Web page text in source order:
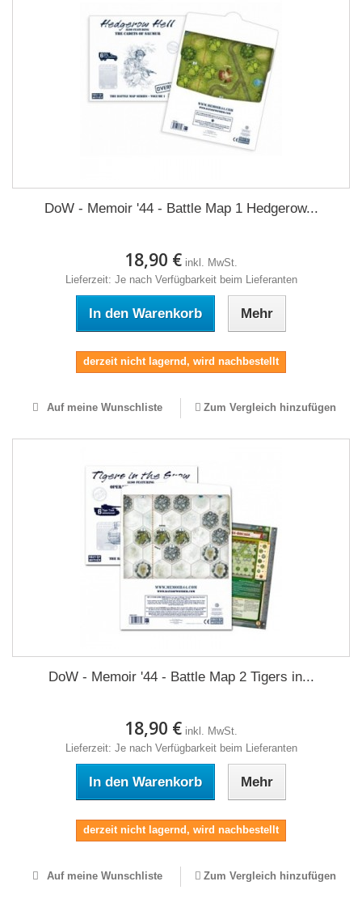
DoW - Memoir '44 - Battle Map 1 Hedgerow...
18,90 € inkl. MwSt.
Lieferzeit: Je nach Verfügbarkeit beim Lieferanten
In den Warenkorb Mehr
derzeit nicht lagernd, wird nachbestellt
Auf meine Wunschliste Zum Vergleich hinzufügen
DoW - Memoir '44 - Battle Map 2 Tigers in...
18,90 € inkl. MwSt.
Lieferzeit: Je nach Verfügbarkeit beim Lieferanten
In den Warenkorb Mehr
derzeit nicht lagernd, wird nachbestellt
Auf meine Wunschliste Zum Vergleich hinzufügen